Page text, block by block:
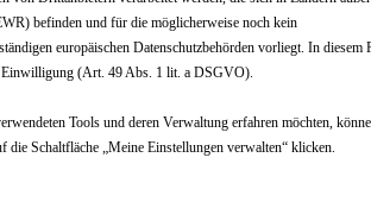
Erteilung einer entsprechenden
/ Service Partner aus unserem
sein könnten.
durch Sie vorausgesetzt -
wird.
befinden und für die möglicherweise noch kein
europäischen Datenschutzbehörden vorliegt. In diesem
(Art. 49 Abs. 1 lit. a DSGVO).
Tools und deren Verwaltung erfahren möchten,
die Schaltfläche „Meine Einstellungen verwalten“ klicken.